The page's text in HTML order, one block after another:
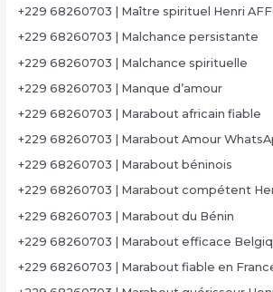
+229 68260703 | Maître spirituel Henri
+229 68260703 | Malchance persistante
+229 68260703 | Malchance spirituelle
+229 68260703 | Manque d’amour
+229 68260703 | Marabout africain fiable
+229 68260703 | Marabout Amour
+229 68260703 | Marabout béninois
+229 68260703 | Marabout compétent
+229 68260703 | Marabout du Bénin
+229 68260703 | Marabout efficace
+229 68260703 | Marabout fiable en